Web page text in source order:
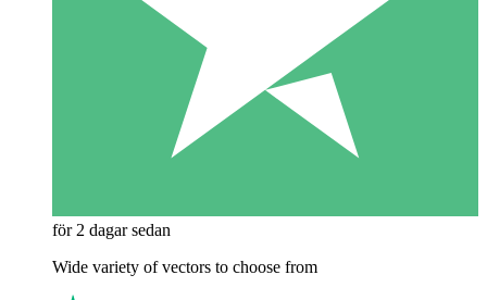
för 2 dagar sedan
Wide variety of vectors to choose from